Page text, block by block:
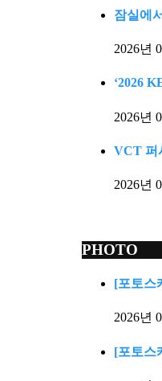
잠실에
2026년
‘2026
2026년
VCT 퍼
2026년
PHOTO
[포토스
2026년
[포토스